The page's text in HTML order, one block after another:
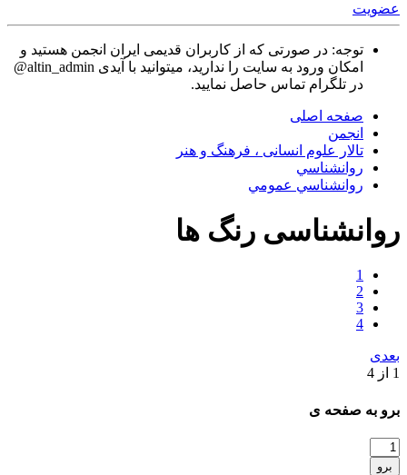
عضویت
توجه: در صورتی که از کاربران قدیمی ایران انجمن هستید و
امکان ورود به سایت را ندارید، میتوانید با آیدی altin_admin@
در تلگرام تماس حاصل نمایید.
صفحه اصلی
انجمن
تالار علوم انسانی ، فرهنگ و هنر
روانشناسي
روانشناسي عمومي
روانشناسی رنگ ها
1
2
3
4
بعدی
1 از 4
برو به صفحه ی
برو